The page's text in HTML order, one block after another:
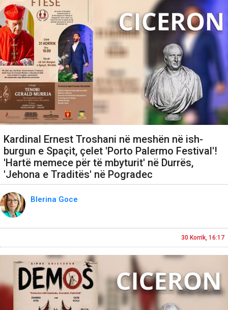
Kardinal Ernest Troshani në meshën në ish-
burgun e Spaçit, çelet 'Porto Palermo Festival'!
'Hartë memece për të mbyturit' në Durrës,
'Jehona e Traditës' në Pogradec
Blerina Goce
30 Korrik, 16:17